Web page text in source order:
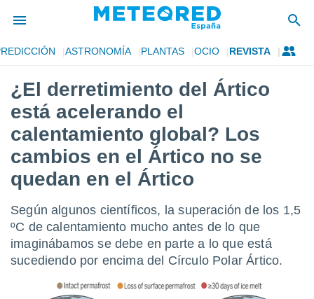
de
por
la
que se
calidad.
a este
las
y
forma
ASTRONOMÍA PLANTAS OCIO REVISTA
¿El derretimiento del Ártico
está acelerando el
calentamiento global? Los
cambios en el Ártico no se
quedan en el Ártico
Según algunos científicos, la superación de los 1,5
ºC de calentamiento mucho antes de lo que
imaginábamos se debe en parte a lo que está
sucediendo por encima del Círculo Polar Ártico.